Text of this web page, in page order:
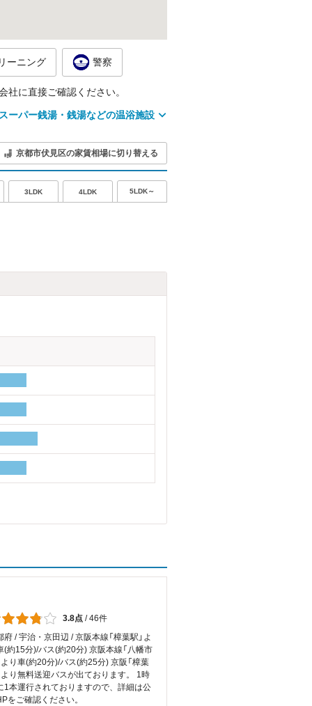
ーニング 警察
に直接ご確認ください。
ーパー銭湯・銭湯などの温浴施設
京都市伏見区の家賃相場に切り替える
3LDK 4LDK 5LDK～
3.8点 /46件
府 / 宇治・京田辺 / 京阪本線「樟葉駅」よ
(約15分)/バス(約20分) 京阪本線「八幡市
より車(約20分)/バス(約25分) 京阪「樟葉
より無料送迎バスが出ております。 1時
1本運行されておりますので、詳細は公
をご確認ください。